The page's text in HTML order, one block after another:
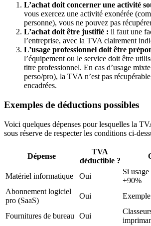
L’achat doit concerner une activité
vous exercez une activité exonérée
personne), vous ne pouvez pas
L’achat doit être justifié : il faut une
l’entreprise, avec la TVA clairement
L’usage professionnel doit être
l’équipement ou le service doit être
titre professionnel. En cas d’usage
perso/pro), la TVA n’est pas
encadrées.
Exemples de déductions possibles
Voici quelques dépenses pour lesquelles la
sous réserve de respecter les conditions ci-
Dépense
TVA
déductible ?
Matériel informatique Oui
Si
+90%
Abonnement logiciel
pro (SaaS)
Oui
Fournitures de bureau Oui